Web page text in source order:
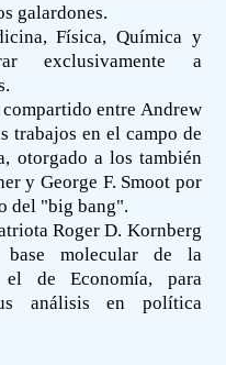
galardones.
Física, Química y
exclusivamente a
entre Andrew
trabajos en el campo de
otorgado a los también
y George F. Smoot por
del "big bang".
Roger D. Kornberg
molecular de la
el de Economía, para
análisis en política